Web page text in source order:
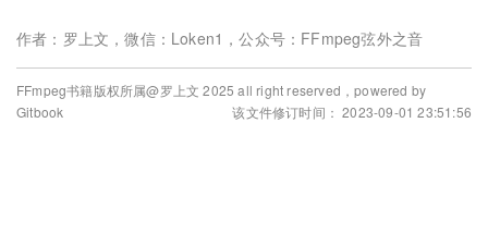
作者：罗上文，微信：Loken1，公众号：FFmpeg弦外之音
FFmpeg书籍版权所属@罗上文 2025 all right reserved，powered by
Gitbook
该文件修订时间： 2023-09-01 23:51:56